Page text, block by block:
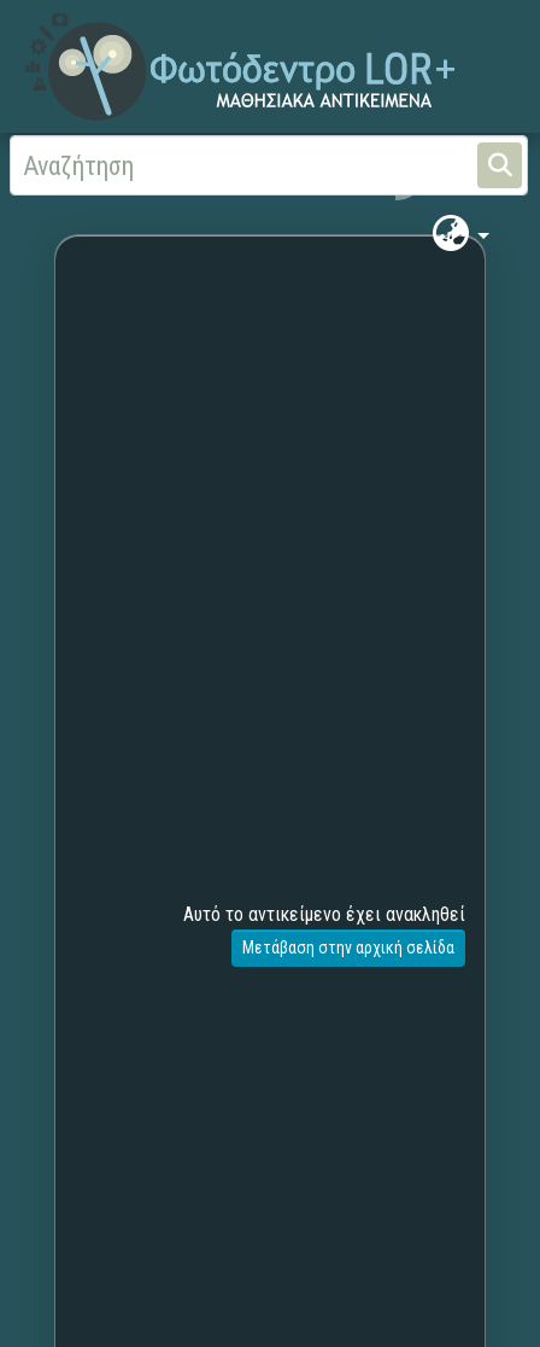
Αρχική Χωρίς τίτλο
Αυτό το αντικείμενο έχει ανακληθεί
Μετάβαση στην αρχική σελίδα